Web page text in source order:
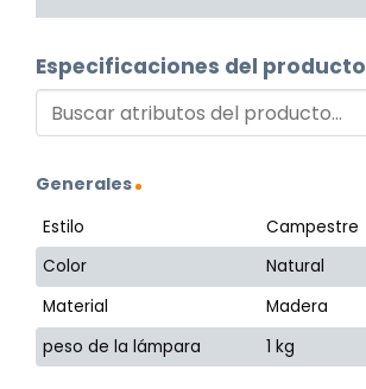
Especificaciones del producto
Generales
Estilo
Campestre
Color
Natural
Material
Madera
peso de la lámpara
1 kg